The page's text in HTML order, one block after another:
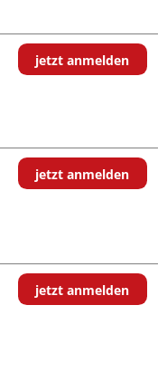
jetzt anmelden
jetzt anmelden
jetzt anmelden